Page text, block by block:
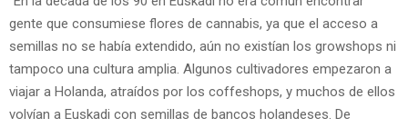
gente que consumiese flores de cannabis, ya que el acceso a
semillas no se había extendido, aún no existían los growshops ni
tampoco una cultura amplia. Algunos cultivadores empezaron a
viajar a Holanda, atraídos por los coffeshops, y muchos de ellos
volvían a Euskadi con semillas de bancos holandeses. De